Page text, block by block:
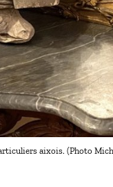
aixois. (Photo